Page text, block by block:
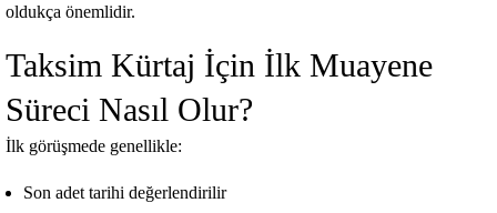
oldukça önemlidir.
Taksim Kürtaj İçin İlk Muayene
Süreci Nasıl Olur?
İlk görüşmede genellikle:
Son adet tarihi değerlendirilir